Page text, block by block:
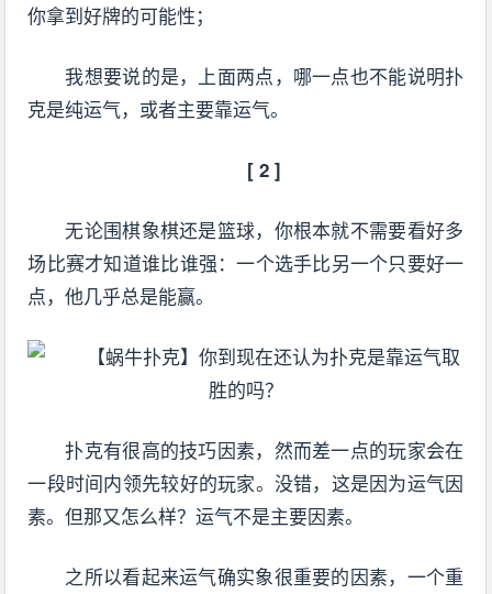
你拿到好牌的可能性；
我想要说的是，上面两点，哪一点也不能说明扑
克是纯运气，或者主要靠运气。
[ 2 ]
无论围棋象棋还是篮球，你根本就不需要看好多
场比赛才知道谁比谁强：一个选手比另一个只要好一
点，他几乎总是能赢。
扑克有很高的技巧因素，然而差一点的玩家会在
一段时间内领先较好的玩家。没错，这是因为运气因
素。但那又怎么样？运气不是主要因素。
之所以看起来运气确实象很重要的因素，一个重